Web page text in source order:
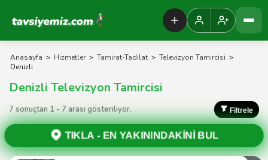
Tavsiyemiz Anasayfa
Anasayfa > Hizmetler > Tamirat-Tadilat > Televizyon Tamircisi >
Denizli
Denizli Televizyon Tamircisi
7 sonuçtan 1 - 7 arası gösteriliyor. Filtrele
TIKLA -EN YAKININDAKİNİ BUL